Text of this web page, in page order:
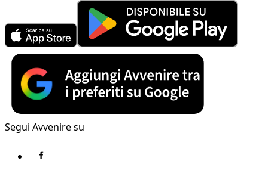
Segui Avvenire su